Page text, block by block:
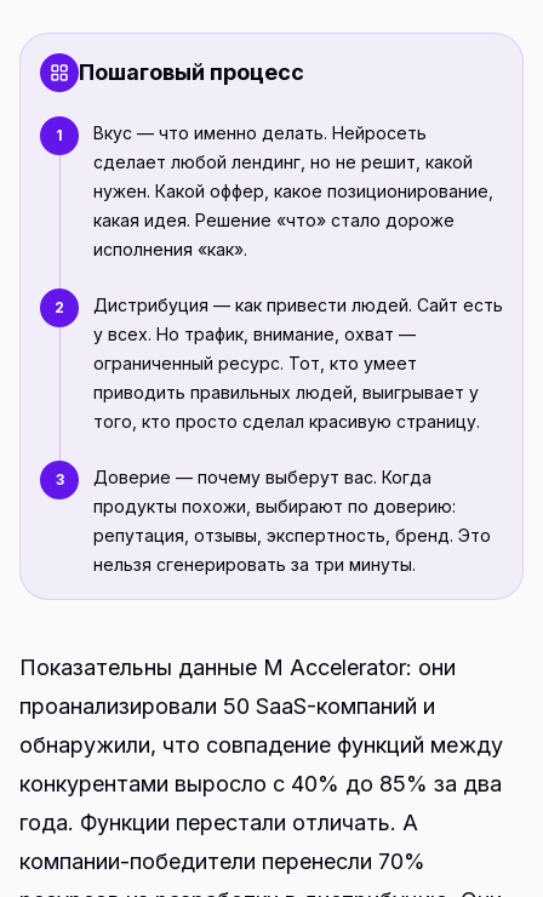
Пошаговый процесс
1
Вкус — что именно делать. Нейросеть
сделает любой лендинг, но не решит, какой
нужен. Какой оффер, какое позиционирование,
какая идея. Решение «что» стало дороже
исполнения «как».
2
Дистрибуция — как привести людей. Сайт есть
у всех. Но трафик, внимание, охват —
ограниченный ресурс. Тот, кто умеет
приводить правильных людей, выигрывает у
того, кто просто сделал красивую страницу.
3
Доверие — почему выберут вас. Когда
продукты похожи, выбирают по доверию:
репутация, отзывы, экспертность, бренд. Это
нельзя сгенерировать за три минуты.
Показательны данные M Accelerator: они
проанализировали 50 SaaS-компаний и
обнаружили, что совпадение функций между
конкурентами выросло с 40% до 85% за два
года. Функции перестали отличать. А
компании-победители перенесли 70%